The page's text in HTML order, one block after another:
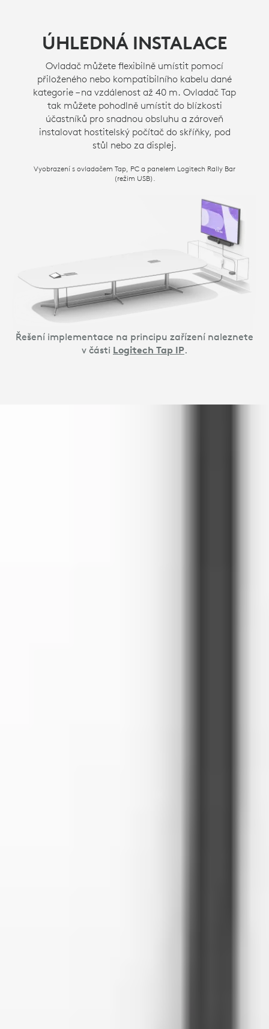
ÚHLEDNÁ INSTALACE
Ovladač můžete flexibilně umístit pomocí
přiloženého nebo kompatibilního kabelu dané
kategorie – na vzdálenost až 40 m. Ovladač Tap
tak můžete pohodlně umístit do blízkosti
účastníků pro snadnou obsluhu a zároveň
instalovat hostitelský počítač do skříňky, pod
stůl nebo za displej.
Vyobrazení s ovladačem Tap, PC a panelem Logitech Rally Bar
(režim USB).
Řešení implementace na principu zařízení naleznete
v části Logitech Tap IP.